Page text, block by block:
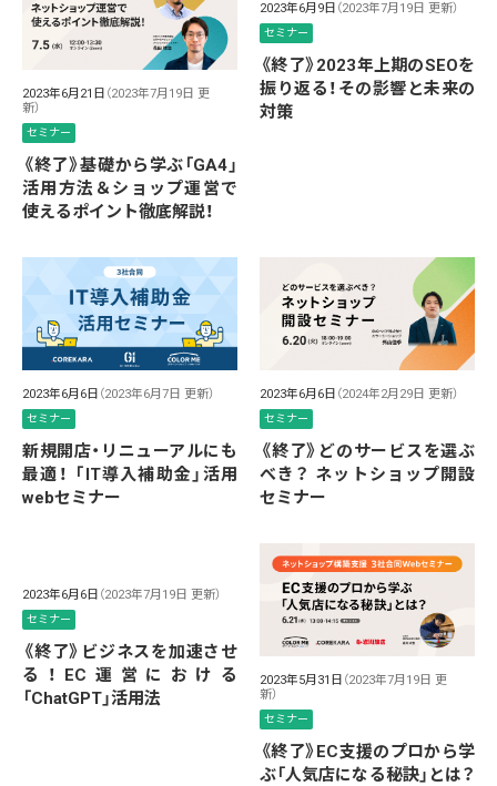
2023年6月21日 （2023年7月19日 更
新）
セミナー
《終了》基礎から学ぶ「GA4」
活用方法＆ショップ運営で
使えるポイント徹底解説！
2023年6月9日 （2023年7月19日 更新）
セミナー
《終了》2023年上期のSEOを
振り返る！その影響と未来の
対策
2023年6月6日 （2023年6月7日 更新）
セミナー
新規開店・リニューアルにも
最適！ 「IT導入補助金」活用
webセミナー
2023年6月6日 （2024年2月29日 更新）
セミナー
《終了》どのサービスを選ぶ
べき？ ネットショップ開設
セミナー
2023年6月6日 （2023年7月19日 更新）
セミナー
《終了》ビジネスを加速させ
る！EC運営における
「ChatGPT」活用法
2023年5月31日 （2023年7月19日 更
新）
セミナー
《終了》EC支援のプロから学
ぶ「人気店になる秘訣」とは？